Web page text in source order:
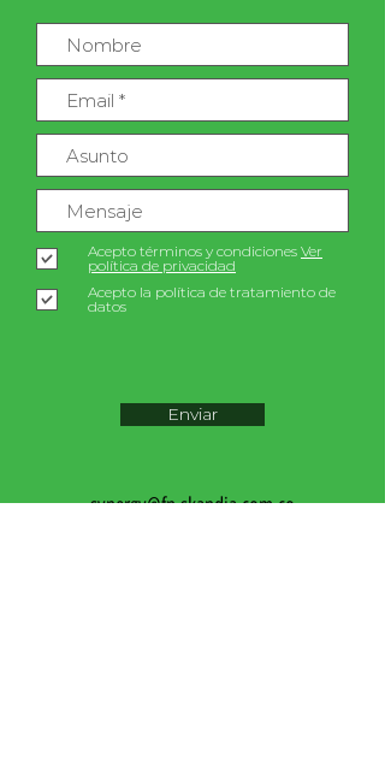
Acepto términos y condiciones Ver
política de privacidad
Acepto la política de tratamiento de
datos
Enviar
synergy@fp.skandia.com.co